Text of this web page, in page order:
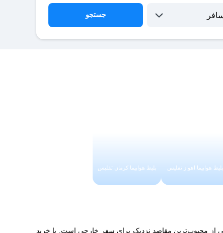
جستجو
بلیط هواپیما اهواز تفلیس بلیط هواپیما کرمان تفلیس
از محبوب‌ترین مقاصد نزدیک برای سفر خارجی است. با خرید